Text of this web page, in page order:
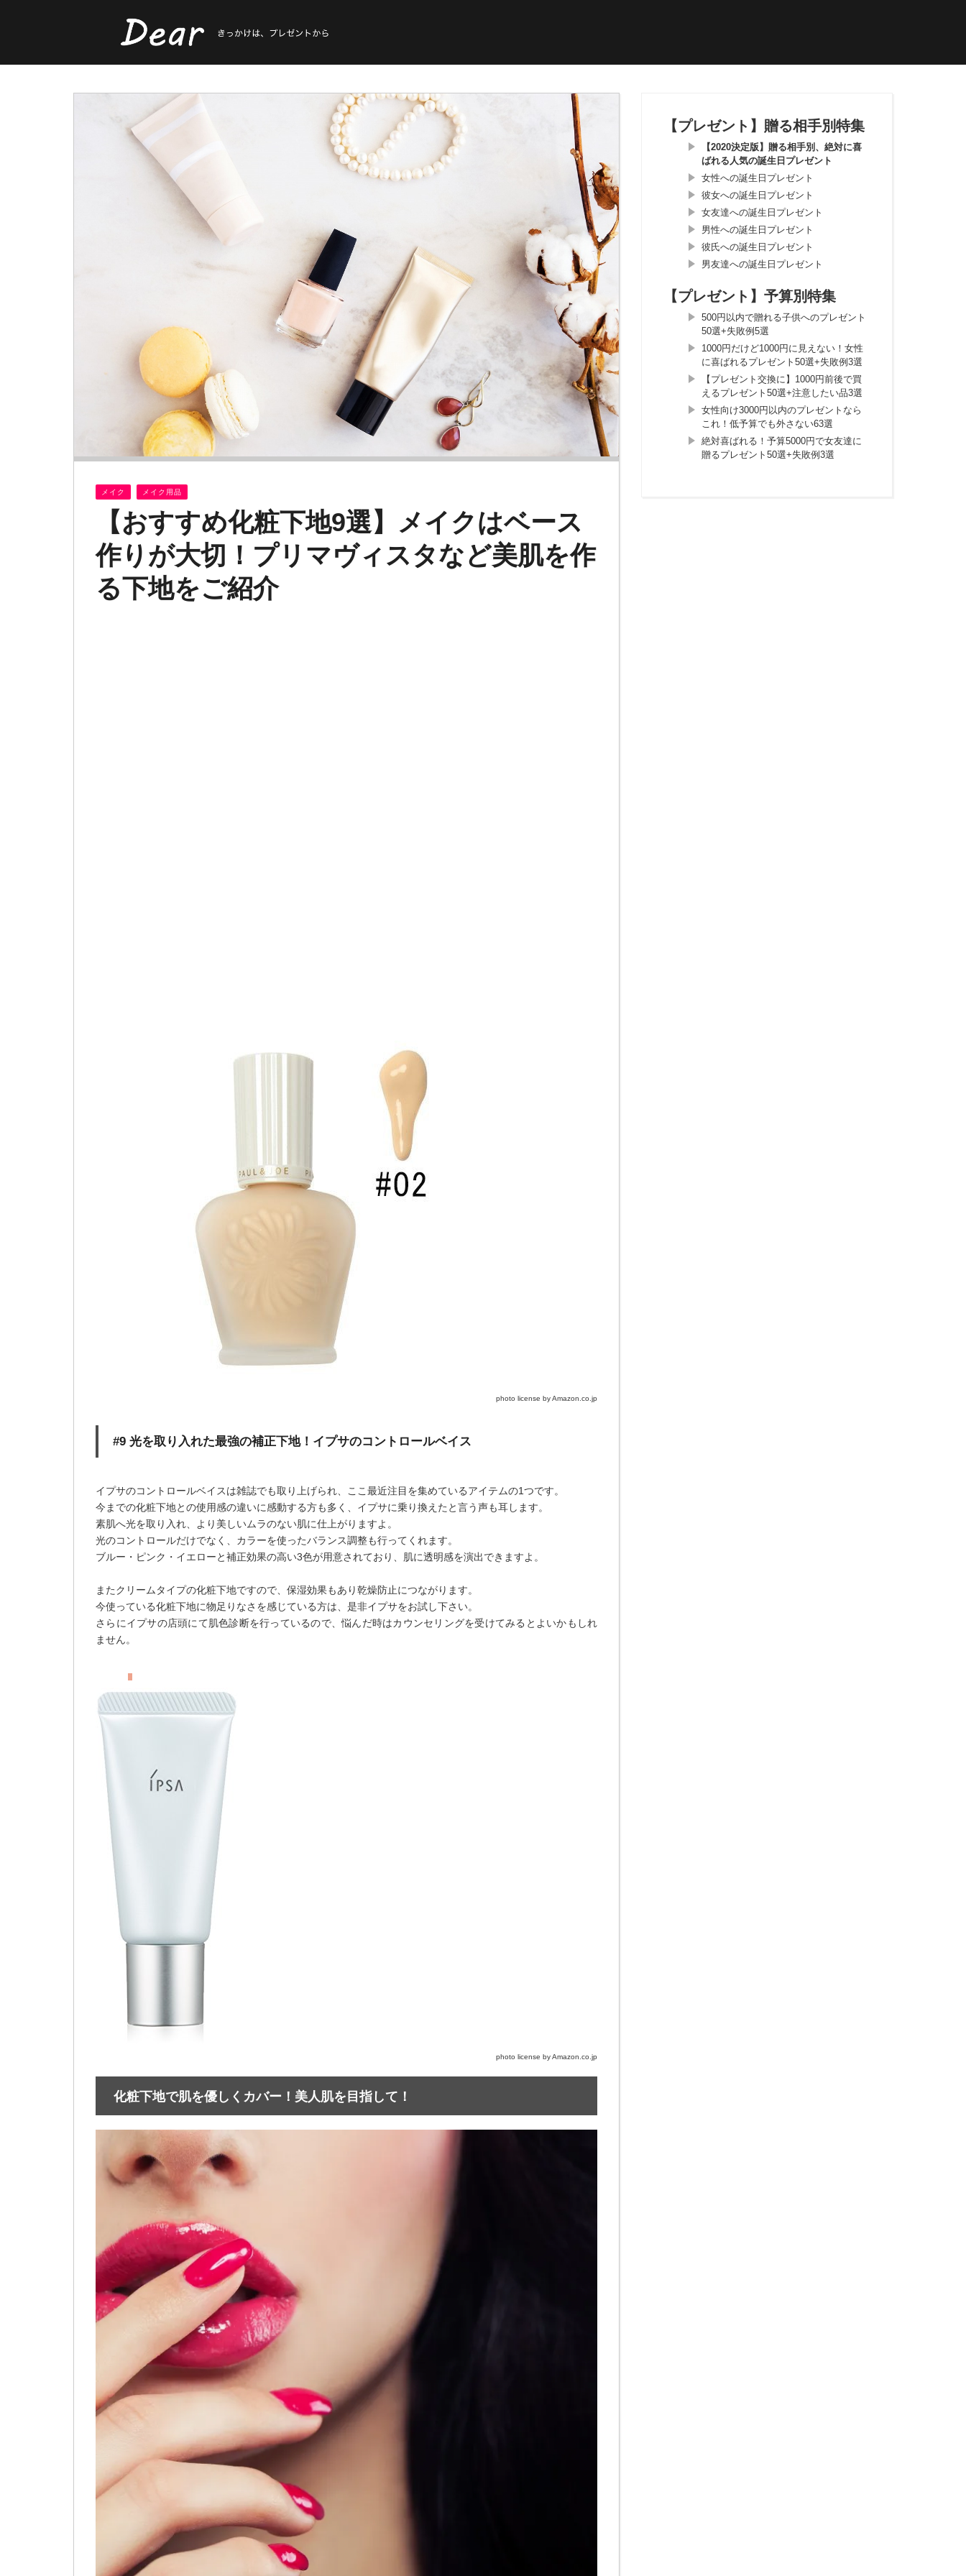
メイク メイク用品
【おすすめ化粧下地9選】メイクはベース
作りが大切！プリマヴィスタなど美肌を作
る下地をご紹介
photo license by Amazon.co.jp
#9 光を取り入れた最強の補正下地！イプサのコントロールベイス
イプサのコントロールベイスは雑誌でも取り上げられ、ここ最近注目を集めているアイテムの1つです。
今までの化粧下地との使用感の違いに感動する方も多く、イプサに乗り換えたと言う声も耳します。
素肌へ光を取り入れ、より美しいムラのない肌に仕上がりますよ。
光のコントロールだけでなく、カラーを使ったバランス調整も行ってくれます。
ブルー・ピンク・イエローと補正効果の高い3色が用意されており、肌に透明感を演出できますよ。
またクリームタイプの化粧下地ですので、保湿効果もあり乾燥防止につながります。
今使っている化粧下地に物足りなさを感じている方は、是非イプサをお試し下さい。
さらにイプサの店頭にて肌色診断を行っているので、悩んだ時はカウンセリングを受けてみるとよいかもしれ
ません。
photo license by Amazon.co.jp
化粧下地で肌を優しくカバー！美人肌を目指して！
【プレゼント】贈る相手別特集
【2020決定版】贈る相手別、絶対に喜
ばれる人気の誕生日プレゼント
女性への誕生日プレゼント
彼女への誕生日プレゼント
女友達への誕生日プレゼント
男性への誕生日プレゼント
彼氏への誕生日プレゼント
男友達への誕生日プレゼント
【プレゼント】予算別特集
500円以内で贈れる子供へのプレゼント
50選+失敗例5選
1000円だけど1000円に見えない！女性
に喜ばれるプレゼント50選+失敗例3選
【プレゼント交換に】1000円前後で買
えるプレゼント50選+注意したい品3選
女性向け3000円以内のプレゼントなら
これ！低予算でも外さない63選
絶対喜ばれる！予算5000円で女友達に
贈るプレゼント50選+失敗例3選